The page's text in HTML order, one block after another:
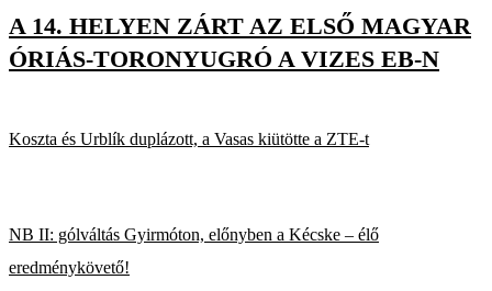
A 14. HELYEN ZÁRT AZ ELSŐ MAGYAR
ÓRIÁS-TORONYUGRÓ A VIZES EB-N
Koszta és Urblík duplázott, a Vasas kiütötte a ZTE-t
NB II: gólváltás Gyirmóton, előnyben a Kécske – élő
eredménykövető!